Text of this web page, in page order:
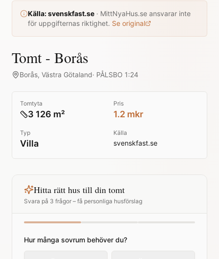
Källa:svenskfast.se · MittNyaHus.se ansvarar inte
för uppgifternas riktighet. Se original
Tomt - Borås
Borås, Västra Götaland· PÅLSBO 1:24
Tomtyta
3 126 m²
Pris
1.2 mkr
Typ
Villa
Källa
svenskfast.se
Hitta rätt hus till din tomt
Svara på 3 frågor – få personliga husförslag
Hur många sovrum behöver du?